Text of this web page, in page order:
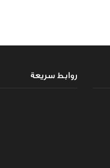
روابط سريعة